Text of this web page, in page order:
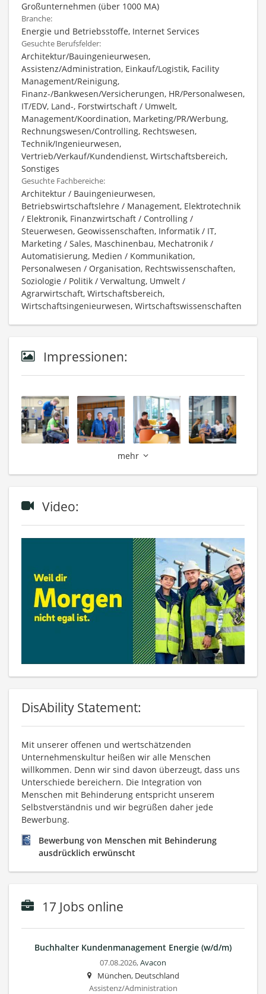
Großunternehmen (über 1000 MA)
Branche:
Energie und Betriebsstoffe, Internet Services
Gesuchte Berufsfelder:
Architektur/Bauingenieurwesen,
Assistenz/Administration, Einkauf/Logistik, Facility
Management/Reinigung,
Finanz-/Bankwesen/Versicherungen, HR/Personalwesen,
IT/EDV, Land-, Forstwirtschaft / Umwelt,
Management/Koordination, Marketing/PR/Werbung,
Rechnungswesen/Controlling, Rechtswesen,
Technik/Ingenieurwesen,
Vertrieb/Verkauf/Kundendienst, Wirtschaftsbereich,
Sonstiges
Gesuchte Fachbereiche:
Architektur / Bauingenieurwesen,
Betriebswirtschaftslehre / Management, Elektrotechnik
/ Elektronik, Finanzwirtschaft / Controlling /
Steuerwesen, Geowissenschaften, Informatik / IT,
Marketing / Sales, Maschinenbau, Mechatronik /
Automatisierung, Medien / Kommunikation,
Personalwesen / Organisation, Rechtswissenschaften,
Soziologie / Politik / Verwaltung, Umwelt /
Agrarwirtschaft, Wirtschaftsbereich,
Wirtschaftsingenieurwesen, Wirtschaftswissenschaften
Impressionen:
mehr
Video:
DisAbility Statement:
Mit unserer offenen und wertschätzenden
Unternehmenskultur heißen wir alle Menschen
willkommen. Denn wir sind davon überzeugt, dass uns
Unterschiede bereichern. Die Integration von
Menschen mit Behinderung entspricht unserem
Selbstverständnis und wir begrüßen daher jede
Bewerbung.
Bewerbung von Menschen mit Behinderung
ausdrücklich erwünscht
17 Jobs online
Buchhalter Kundenmanagement Energie (w/d/m)
07.08.2026,Avacon
München, Deutschland
Assistenz/Administration